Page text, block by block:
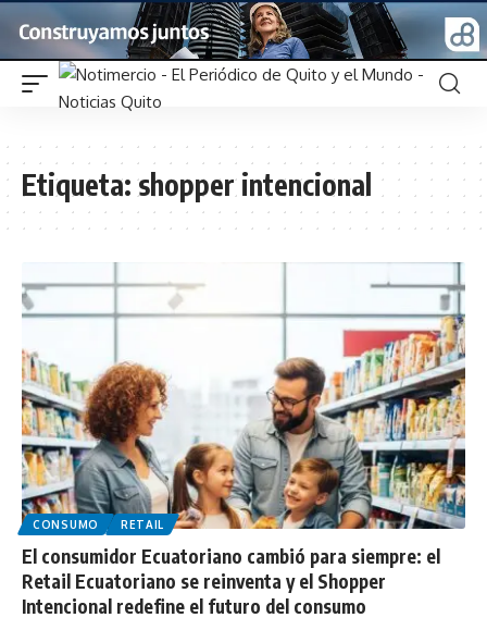
Etiqueta:shopper intencional
CONSUMO RETAIL
El consumidor Ecuatoriano cambió para siempre: el
Retail Ecuatoriano se reinventa y el Shopper
Intencional redefine el futuro del consumo